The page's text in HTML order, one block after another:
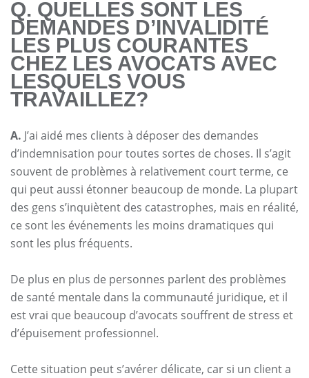
Q. QUELLES SONT LES
DEMANDES D’INVALIDITÉ
LES PLUS COURANTES
CHEZ LES AVOCATS AVEC
LESQUELS VOUS
TRAVAILLEZ?
A. J’ai aidé mes clients à déposer des demandes
d’indemnisation pour toutes sortes de choses. Il s’agit
souvent de problèmes à relativement court terme, ce
qui peut aussi étonner beaucoup de monde. La plupart
des gens s’inquiètent des catastrophes, mais en réalité,
ce sont les événements les moins dramatiques qui
sont les plus fréquents.
De plus en plus de personnes parlent des problèmes
de santé mentale dans la communauté juridique, et il
est vrai que beaucoup d’avocats souffrent de stress et
d’épuisement professionnel.
Cette situation peut s’avérer délicate, car si un client a